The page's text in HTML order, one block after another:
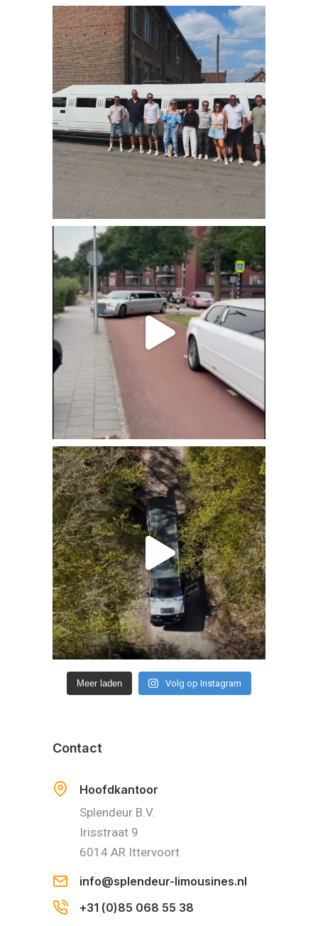
Meer laden Volg op Instagram
Contact
Hoofdkantoor
Splendeur B.V.
Irisstraat 9
6014 AR Ittervoort
info@splendeur-limousines.nl
+31 (0)85 068 55 38